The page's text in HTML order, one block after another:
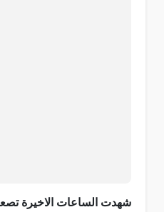
شهدت الساعات الاخيرة